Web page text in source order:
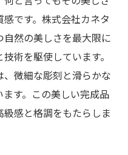
です。株式会社カネタ
然の美しさを最大限に
術を駆使しています。
微細な彫刻と滑らかな
す。この美しい完成品
感と格調をもたらしま